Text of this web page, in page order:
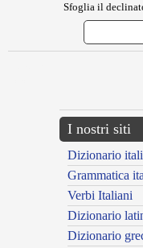
Sfoglia il
I nostri siti
Dizionario
Grammatica
Verbi Italiani
Dizionario
Dizionario